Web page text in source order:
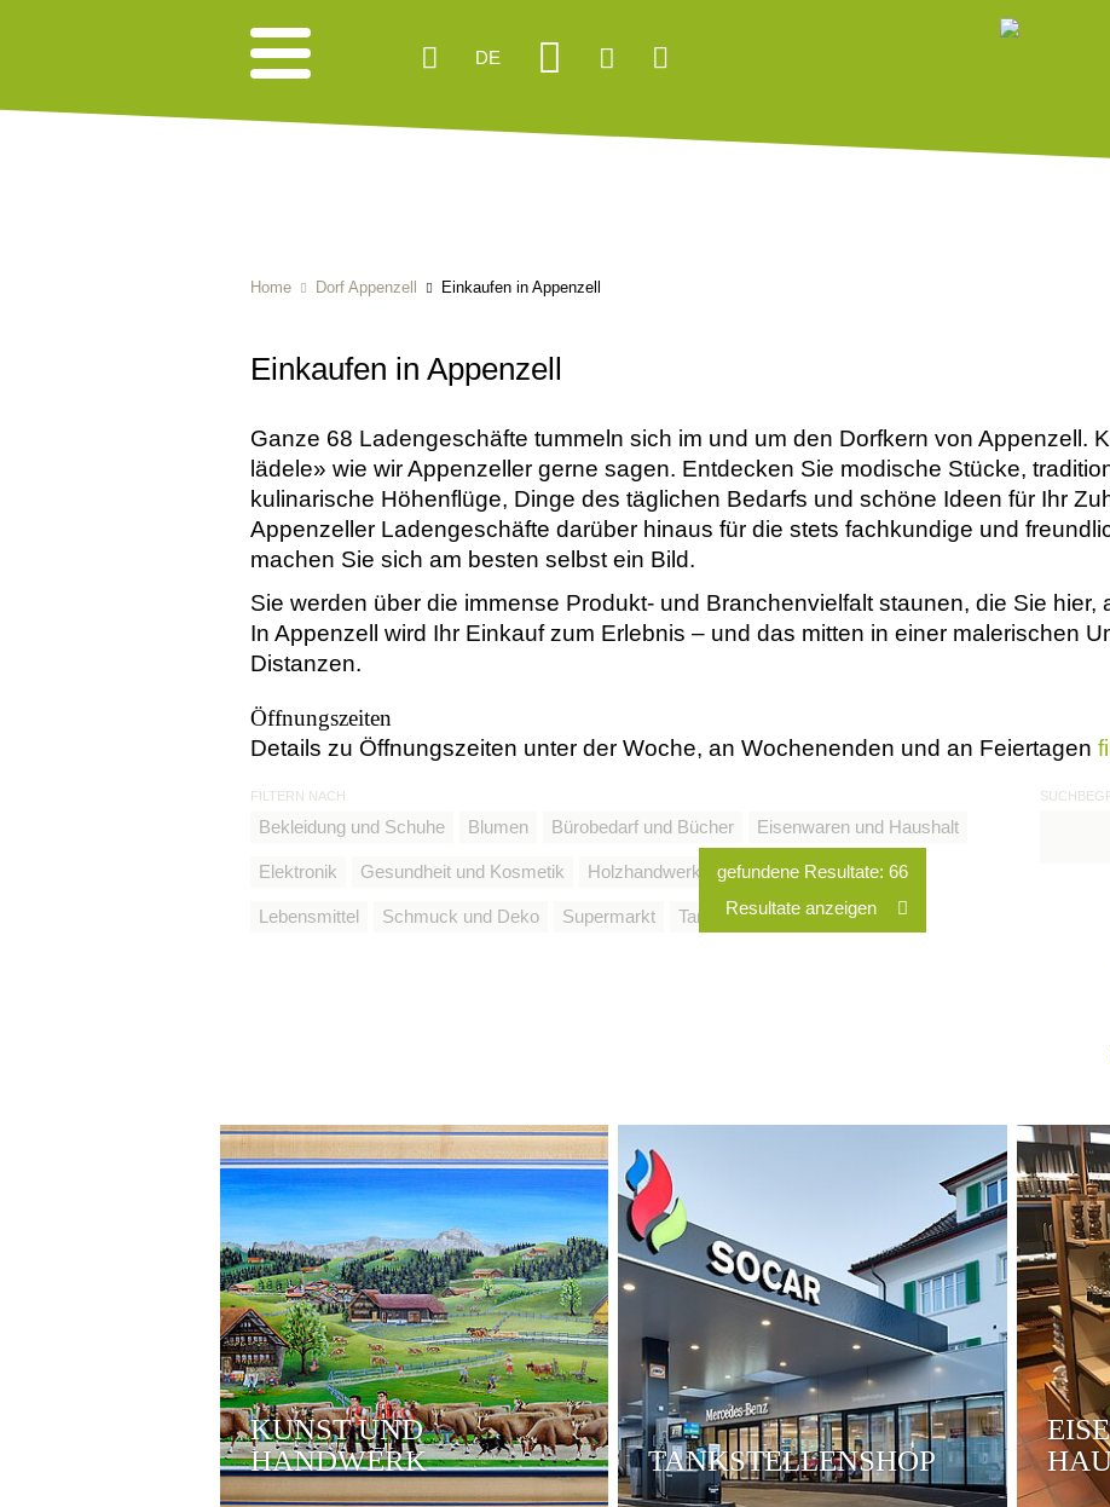
DE
Home Dorf Appenzell Einkaufen in Appenzell
Einkaufen in Appenzell
Ganze 68 Ladengeschäfte tummeln sich im und um den Dorfkern von Appenzell.
lädele» wie wir Appenzeller gerne sagen. Entdecken Sie modische Stücke,
kulinarische Höhenflüge, Dinge des täglichen Bedarfs und schöne Ideen für Ihr
Appenzeller Ladengeschäfte darüber hinaus für die stets fachkundige und
machen Sie sich am besten selbst ein Bild.
Sie werden über die immense Produkt- und Branchenvielfalt staunen, die Sie hier,
In Appenzell wird Ihr Einkauf zum Erlebnis – und das mitten in einer malerischen
Distanzen.
Öffnungszeiten
Details zu Öffnungszeiten unter der Woche, an Wochenenden und an Feiertagen
FILTERN NACH
Bekleidung und Schuhe Blumen Bürobedarf und Bücher Eisenwaren und Haushalt
Elektronik Gesundheit und Kosmetik Holzhandwerk Kunst und Handwerk
Lebensmittel Schmuck und Deko Supermarkt Tankstellenshop
gefundene Resultate: 66
Resultate anzeigen
KUNST UND
HANDWERK
TANKSTELLENSHOP